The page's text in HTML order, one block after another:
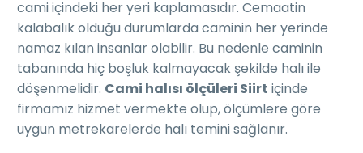
cami içindeki her yeri kaplamasıdır. Cemaatin
kalabalık olduğu durumlarda caminin her yerinde
namaz kılan insanlar olabilir. Bu nedenle caminin
tabanında hiç boşluk kalmayacak şekilde halı ile
döşenmelidir. Cami halısı ölçüleri Siirt içinde
firmamız hizmet vermekte olup, ölçümlere göre
uygun metrekarelerde halı temini sağlanır.